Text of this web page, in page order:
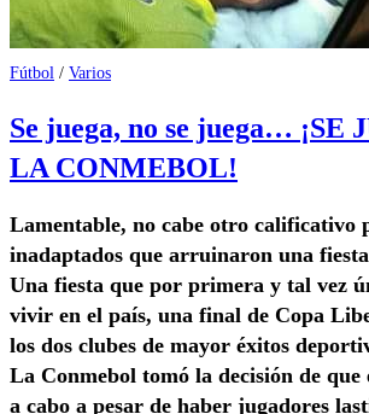
Fútbol / Varios
Se juega, no se juega… ¡SE
LA CONMEBOL!
Lamentable, no cabe otro calificativo
inadaptados que arruinaron una
Una fiesta que por primera y tal vez
vivir en el país, una final de Copa
los dos clubes de mayor éxitos
La Conmebol tomó la decisión de que
a cabo a pesar de haber jugadores